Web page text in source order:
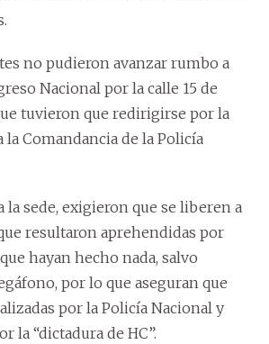
no pudieron avanzar rumbo a
Nacional por la calle 15 de
tuvieron que redirigirse por la
la Comandancia de la Policía
la sede, exigieron que se liberen a
resultaron aprehendidas por
hayan hecho nada, salvo
por lo que aseguran que
por la Policía Nacional y
la “dictadura de HC”.